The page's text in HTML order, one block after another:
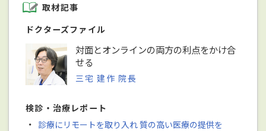
取材記事
ドクターズファイル
対面とオンラインの両方の利点をかけ合
せる
三宅 建作 院長
検診・治療レポート
・ 診療にリモートを取り入れ 質の高い医療の提供を